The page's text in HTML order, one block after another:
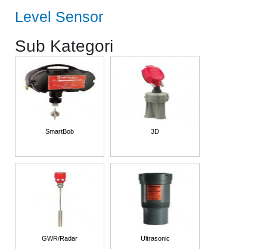
Level Sensor
Sub Kategori
SmartBob 3D
GWR/Radar Ultrasonic